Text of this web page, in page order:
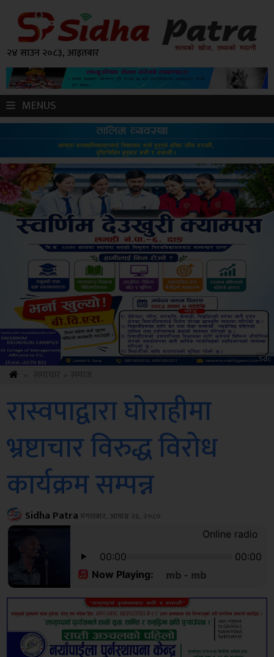
२४ साउन २०८३, आइतबार
MENUS
Amb
रास्वपाद्वारा घोराहीमा
भ्रष्टाचार विरुद्ध विरोध
कार्यक्रम सम्पन्न
Sidha Patraमंगलबार, आषाढ २६, २०८०